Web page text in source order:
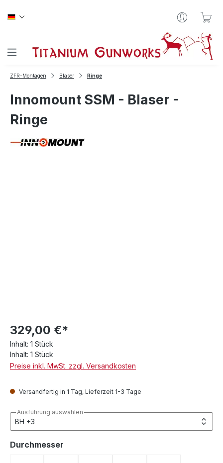
ZFR-Montagen Blaser Ringe
Innomount SSM - Blaser -
Ringe
329,00 €*
Inhalt: 1 Stück
Inhalt: 1 Stück
Preise inkl. MwSt. zzgl. Versandkosten
Versandfertig in 1 Tag, Lieferzeit 1-3 Tage
Ausführung auswählen
Durchmesser